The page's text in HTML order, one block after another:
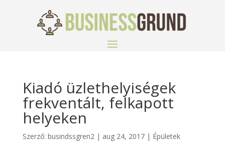
Kiadó üzlethelyiségek
frekventált, felkapott
helyeken
Szerző: busindssgren2| aug 24, 2017| Épületek